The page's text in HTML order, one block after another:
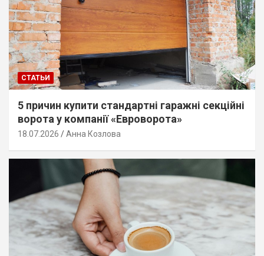
СТАТЬИ
5 причин купити стандартні гаражні секційні
ворота у компанії «Евроворота»
18.07.2026 Анна Козлова